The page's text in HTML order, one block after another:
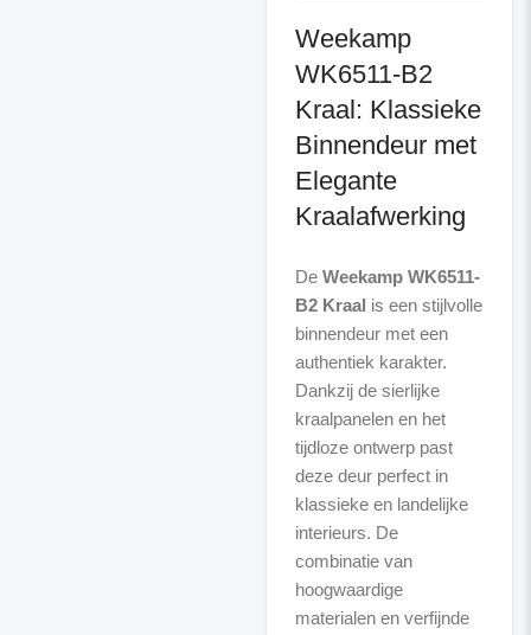
Weekamp
WK6511-B2
Kraal: Klassieke
Binnendeur met
Elegante
Kraalafwerking
De Weekamp WK6511-
B2 Kraal is een stijlvolle
binnendeur met een
authentiek karakter.
Dankzij de sierlijke
kraalpanelen en het
tijdloze ontwerp past
deze deur perfect in
klassieke en landelijke
interieurs. De
combinatie van
hoogwaardige
materialen en verfijnde